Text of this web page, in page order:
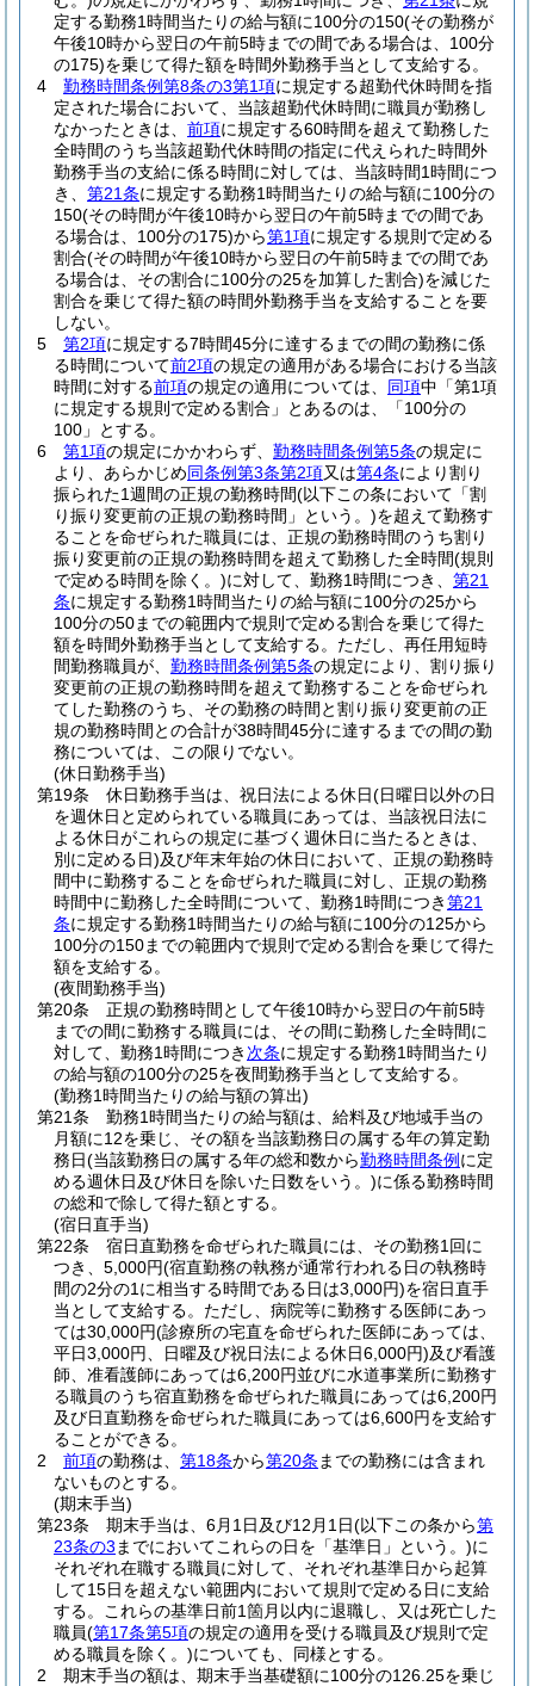
定する勤務1時間当たりの給与額に100分の150(その勤務が
午後10時から翌日の午前5時までの間である場合は、100分
の175)を乗じて得た額を時間外勤務手当として支給する。
4
勤務時間条例第8条の3第1項に規定する超勤代休時間を指
定された場合において、当該超勤代休時間に職員が勤務し
なかったときは、 前項に規定する60時間を超えて勤務した
全時間のうち当該超勤代休時間の指定に代えられた時間外
勤務手当の支給に係る時間に対しては、当該時間1時間につ
き、 第21条に規定する勤務1時間当たりの給与額に100分の
150(その時間が午後10時から翌日の午前5時までの間であ
る場合は、100分の175)から第1項に規定する規則で定める
割合(その時間が午後10時から翌日の午前5時までの間であ
る場合は、その割合に100分の25を加算した割合)を減じた
割合を乗じて得た額の時間外勤務手当を支給することを要
しない。
5
第2項に規定する7時間45分に達するまでの間の勤務に係
る時間について前2項の規定の適用がある場合における当該
時間に対する前項の規定の適用については、 同項中「第1項
に規定する規則で定める割合」とあるのは、「100分の
100」とする。
6
第1項の規定にかかわらず、 勤務時間条例第5条の規定に
より、あらかじめ同条例第3条第2項又は第4条により割り
振られた1週間の正規の勤務時間(以下この条において「割
り振り変更前の正規の勤務時間」という。)を超えて勤務す
ることを命ぜられた職員には、正規の勤務時間のうち割り
振り変更前の正規の勤務時間を超えて勤務した全時間(規則
で定める時間を除く。)に対して、勤務1時間につき、 第21
条に規定する勤務1時間当たりの給与額に100分の25から
100分の50までの範囲内で規則で定める割合を乗じて得た
額を時間外勤務手当として支給する。 ただし、再任用短時
間勤務職員が、 勤務時間条例第5条の規定により、割り振り
変更前の正規の勤務時間を超えて勤務することを命ぜられ
てした勤務のうち、その勤務の時間と割り振り変更前の正
規の勤務時間との合計が38時間45分に達するまでの間の勤
務については、この限りでない。
(休日勤務手当)
第19条
休日勤務手当は、祝日法による休日(日曜日以外の日
を週休日と定められている職員にあっては、当該祝日法に
よる休日がこれらの規定に基づく週休日に当たるときは、
別に定める日)及び年末年始の休日において、正規の勤務時
間中に勤務することを命ぜられた職員に対し、正規の勤務
時間中に勤務した全時間について、勤務1時間につき第21
条に規定する勤務1時間当たりの給与額に100分の125から
100分の150までの範囲内で規則で定める割合を乗じて得た
額を支給する。
(夜間勤務手当)
第20条
正規の勤務時間として午後10時から翌日の午前5時
までの間に勤務する職員には、その間に勤務した全時間に
対して、勤務1時間につき 次条に規定する勤務1時間当たり
の給与額の100分の25を夜間勤務手当として支給する。
(勤務1時間当たりの給与額の算出)
第21条
勤務1時間当たりの給与額は、給料及び地域手当の
月額に12を乗じ、その額を当該勤務日の属する年の算定勤
務日(当該勤務日の属する年の総和数から勤務時間条例 に定
める週休日及び休日を除いた日数をいう。)に係る勤務時間
の総和で除して得た額とする。
(宿日直手当)
第22条
宿日直勤務を命ぜられた職員には、その勤務1回に
つき、5,000円(宿直勤務の執務が通常行われる日の執務時
間の2分の1に相当する時間である日は3,000円)を宿日直手
当として支給する。 ただし、病院等に勤務する医師にあっ
ては30,000円(診療所の宅直を命ぜられた医師にあっては、
平日3,000円、日曜及び祝日法による休日6,000円)及び看護
師、准看護師にあっては6,200円並びに水道事業所に勤務す
る職員のうち宿直勤務を命ぜられた職員にあっては6,200円
及び日直勤務を命ぜられた職員にあっては6,600円を支給す
ることができる。
2
前項の勤務は、 第18条から第20条 までの勤務には含まれ
ないものとする。
(期末手当)
第23条
期末手当は、6月1日及び12月1日(以下この条から第
23条の3 までにおいてこれらの日を「基準日」という。)に
それぞれ在職する職員に対して、それぞれ基準日から起算
して15日を超えない範囲内において規則で定める日に支給
する。
これらの基準日前1箇月以内に退職し、又は死亡した
職員(第17条第5項の規定の適用を受ける職員及び規則で定
める職員を除く。)についても、同様とする。
2
期末手当の額は、期末手当基礎額に100分の126.25を乗じ